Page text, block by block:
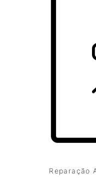
Reparação